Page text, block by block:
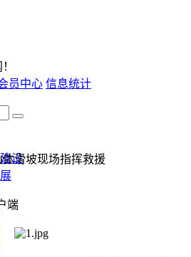
员中心 信息统计
设
滑坡现场指挥救援
端